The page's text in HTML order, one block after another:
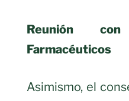
Reunión
Farmacéuticos
Asimismo, el